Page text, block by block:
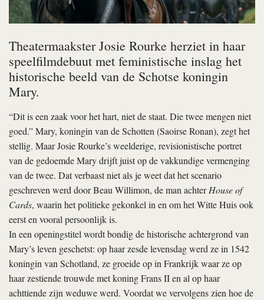
Theatermaakster Josie Rourke herziet in haar
speelfilmdebuut met feministische inslag het
historische beeld van de Schotse koningin
Mary.
“Dit is een zaak voor het hart, niet de staat. Die twee mengen niet
goed.” Mary, koningin van de Schotten (Saoirse Ronan), zegt het
stellig. Maar Josie Rourke’s weelderige, revisionistische portret
van de gedoemde Mary drijft juist op de vakkundige vermenging
van de twee. Dat verbaast niet als je weet dat het scenario
geschreven werd door Beau Willimon, de man achterHouse of
Cards, waarin het politieke gekonkel in en om het Witte Huis ook
eerst en vooral persoonlijk is.
In een openingstitel wordt bondig de historische achtergrond van
Mary’s leven geschetst: op haar zesde levensdag werd ze in 1542
koningin van Schotland, ze groeide op in Frankrijk waar ze op
haar zestiende trouwde met koning Frans II en al op haar
achttiende zijn weduwe werd. Voordat we vervolgens zien hoe de